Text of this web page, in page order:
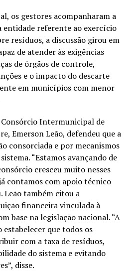
os gestores acompanharam a
entidade referente ao exercício
resíduos, a discussão girou em
de atender às exigências
de órgãos de controle,
e o impacto do descarte
em municípios com menor
Intermunicipal de
Emerson Leão, defendeu que a
consorciada e por mecanismos
“Estamos avançando de
cresceu muito nesses
contamos com apoio técnico
Leão também citou a
financeira vinculada à
base na legislação nacional. “A
estabelecer que todos os
com a taxa de resíduos,
do sistema e evitando
disse.